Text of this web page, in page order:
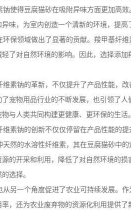
使得豆腐猫砂在吸附异味方面更加高
味，为室内创造一个清新的环境，提高
保领域做出了显著的贡献。羧甲基纤
了对自然环境的影响。因此，选择添
素钠的革新，不仅提升了产品性能，
宠物用品行业的不断发展，也引领了
与人类共同构建更健康、更环保的生活。
素钠的创新不仅仅停留在产品性能的提
然的水溶性纤维素，其在豆腐猫砂中
的开采和利用，降低了对自然环境的
选择。
另一个角度促进了农业可持续发展。
，还为农业废弃物的资源化利用提供